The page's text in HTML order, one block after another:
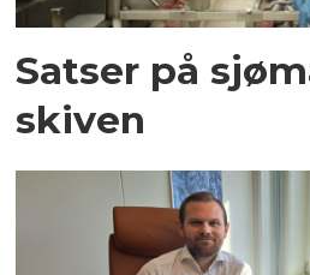
Satser på
skiven